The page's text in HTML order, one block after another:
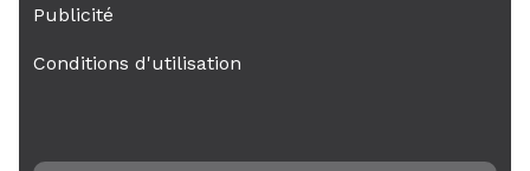
Publicité
Conditions d'utilisation